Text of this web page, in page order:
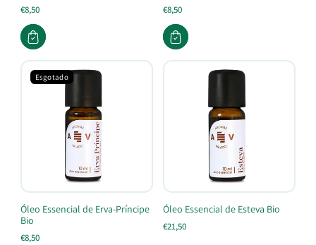
€8,50 €8,50
Esgotado
Óleo Essencial de Erva-Príncipe
Bio
€8,50
Óleo Essencial de Esteva Bio
€21,50